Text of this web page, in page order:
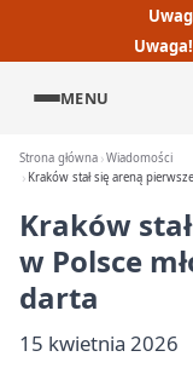
MENU
Strona główna Wiadomości
Kraków stał się areną
Kraków
w Polsce
darta
15 kwietnia 2026